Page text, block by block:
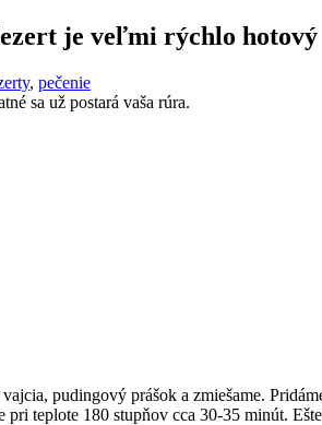
je veľmi rýchlo hotový
, pečenie
sa už postará vaša rúra.
pudingový prášok a zmiešame.
pri teplote 180 stupňov cca 30-35 minút.